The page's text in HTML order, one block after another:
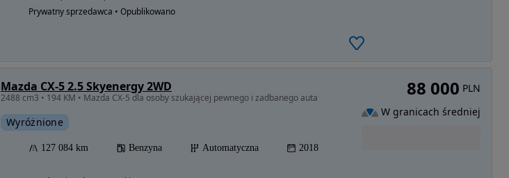
Prywatny sprzedawca • Opublikowano
Mazda CX-5 2.5 Skyenergy 2WD
2488 cm3 • 194 KM • Mazda CX-5 dla osoby szukającej pewnego i zadbanego auta
Wyróżnione
127 084 km Benzyna Automatyczna 2018
88 000 PLN
W granicach średniej